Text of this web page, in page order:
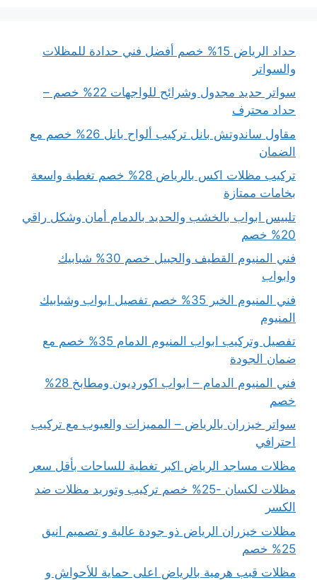
حداد الرياض 15% خصم أفضل فني حدادة للمظلات
والسواتر
سواتر حديد مجدول وشرائح للواجهات 22% خصم –
حداد محترف
مقاول ساندوتش بانل تركيب ألواح بانل 26% خصم مع
الضمان
تركيب مظلات اكس بالرياض 28% خصم تغطية واسعة
بخامات ممتازة
تلبيس ابواب بالخشب والحديد بالدمام أمان وشكل راقي
20% خصم
فني المنيوم القطيف والجبيل خصم 30% شبابيك
وابواب
فني المنيوم الخبر 35% خصم تفصيل ابواب وشبابيك
المنيوم
تفصيل وتركيب ابواب المنيوم الدمام 35% خصم مع
ضمان الجودة
فني المنيوم الدمام – ابواب اكورديون ومطابخ 28%
خصم
سواتر خيزران بالرياض – المميزات والعيوب مع تركيب
احترافي
مظلات مساجد الرياض اكبر تغطية للساحات بأقل سعر
مظلات لكسان -25% خصم تركيب وتوريد مظلات ضد
الكسر
مظلات خيزران الرياض ذو جودة عالية و تصميم انيق
25% خصم
مظلات قبب هرمية بالرياض اعلى حماية للأحواش و